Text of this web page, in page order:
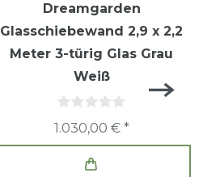
Dreamgarden
Glasschiebewand 2,9 x 2,2
Meter 3-türig Glas Grau
Weiß
1.030,00 € *